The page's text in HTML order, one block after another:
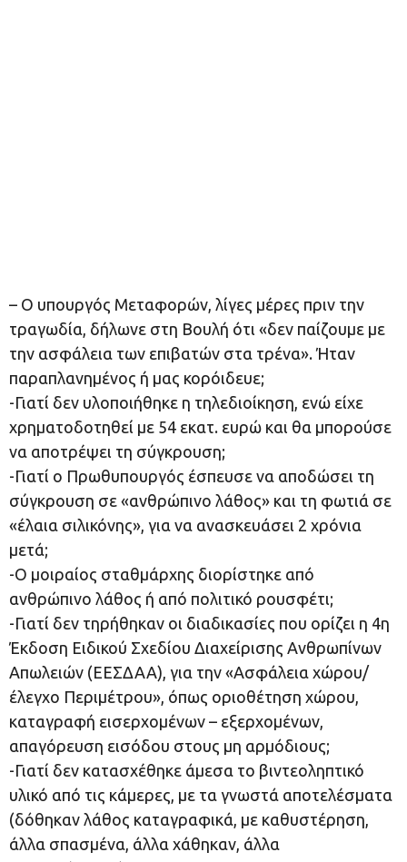
– Ο υπουργός Μεταφορών, λίγες μέρες πριν την
τραγωδία, δήλωνε στη Βουλή ότι «δεν παίζουμε με
την ασφάλεια των επιβατών στα τρένα». Ήταν
παραπλανημένος ή μας κορόιδευε;
-Γιατί δεν υλοποιήθηκε η τηλεδιοίκηση, ενώ είχε
χρηματοδοτηθεί με 54 εκατ. ευρώ και θα μπορούσε
να αποτρέψει τη σύγκρουση;
-Γιατί ο Πρωθυπουργός έσπευσε να αποδώσει τη
σύγκρουση σε «ανθρώπινο λάθος» και τη φωτιά σε
«έλαια σιλικόνης», για να ανασκευάσει 2 χρόνια
μετά;
-Ο μοιραίος σταθμάρχης διορίστηκε από
ανθρώπινο λάθος ή από πολιτικό ρουσφέτι;
-Γιατί δεν τηρήθηκαν οι διαδικασίες που ορίζει η 4η
Έκδοση Ειδικού Σχεδίου Διαχείρισης Ανθρωπίνων
Απωλειών (ΕΕΣΔΑΑ), για την «Ασφάλεια χώρου/
έλεγχο Περιμέτρου», όπως οριοθέτηση χώρου,
καταγραφή εισερχομένων – εξερχομένων,
απαγόρευση εισόδου στους μη αρμόδιους;
-Γιατί δεν κατασχέθηκε άμεσα το βιντεοληπτικό
υλικό από τις κάμερες, με τα γνωστά αποτελέσματα
(δόθηκαν λάθος καταγραφικά, με καθυστέρηση,
άλλα σπασμένα, άλλα χάθηκαν, άλλα